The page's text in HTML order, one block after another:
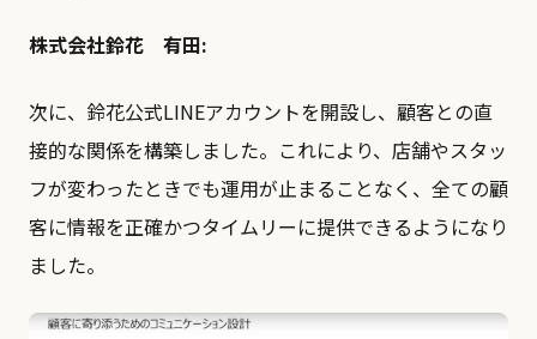
株式会社鈴花 有田:
次に、鈴花公式LINEアカウントを開設し、顧客との直
接的な関係を構築しました。これにより、店舗やスタッ
フが変わったときでも運用が止まることなく、全ての顧
客に情報を正確かつタイムリーに提供できるようになり
ました。